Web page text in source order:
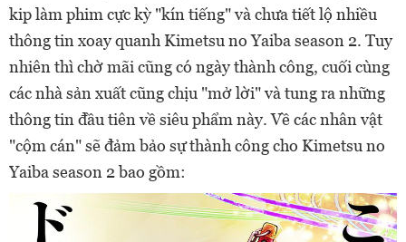
kip làm phim cực kỳ "kín tiếng" và chưa tiết lộ nhiều
thông tin xoay quanh Kimetsu no Yaiba season 2. Tuy
nhiên thì chờ mãi cũng có ngày thành công, cuối cùng
các nhà sản xuất cũng chịu "mở lời" và tung ra những
thông tin đầu tiên về siêu phẩm này. Về các nhân vật
"cộm cán" sẽ đảm bảo sự thành công cho Kimetsu no
Yaiba season 2 bao gồm: